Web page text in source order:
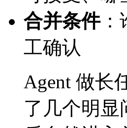
合并条件：
工确认
Agent 做长
了几个明显